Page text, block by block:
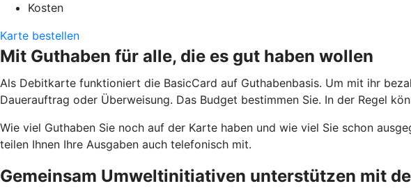
Kosten
Karte bestellen
Mit Guthaben für alle, die es gut haben wollen
Als Debitkarte funktioniert die BasicCard auf Guthabenbasis. Um mit ihr
Dauerauftrag oder Überweisung. Das Budget bestimmen Sie. In der Regel
Wie viel Guthaben Sie noch auf der Karte haben und wie viel Sie schon
teilen Ihnen Ihre Ausgaben auch telefonisch mit.
Gemeinsam Umweltinitiativen unterstützen mit